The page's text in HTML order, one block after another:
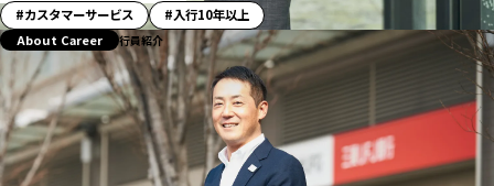
「ス
ト
リ
ー」
ハ
ッ
カスタマーサービス 入行10年以上
About Career 行員紹介